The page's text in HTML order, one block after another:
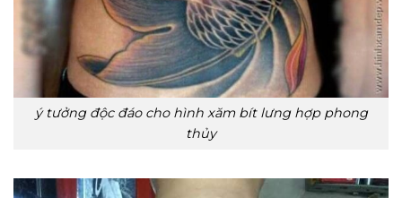
ý tưởng độc đáo cho hình xăm bít lưng hợp phong
thủy